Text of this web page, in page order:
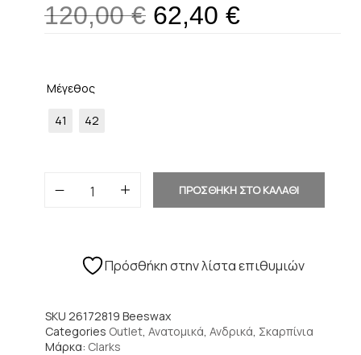
120,00€ 62,40 €
Μέγεθος
41 42
ΠΡΟΣΘΗΚΗ ΣΤΟ ΚΑΛΑΘΙ
Πρόσθήκη στην λίστα επιθυμιών
SKU 26172819 Beeswax
Categories Outlet, Ανατομικά, Ανδρικά, Σκαρπίνια
Μάρκα: Clarks